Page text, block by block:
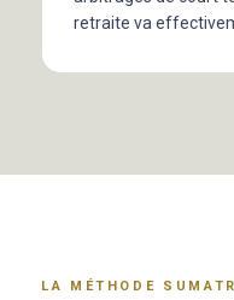
retraite va
LA MÉTHODE